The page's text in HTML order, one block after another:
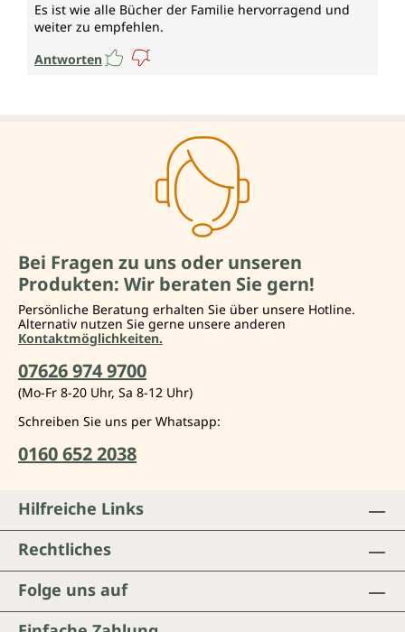
Es ist wie alle Bücher der Familie hervorragend und
weiter zu empfehlen.
Antworten
Bei Fragen zu uns oder unseren
Produkten: Wir beraten Sie gern!
Persönliche Beratung erhalten Sie über unsere Hotline.
Alternativ nutzen Sie gerne unsere anderen
Kontaktmöglichkeiten.
07626 974 9700
(Mo-Fr 8-20 Uhr, Sa 8-12 Uhr)
Schreiben Sie uns per Whatsapp:
0160 652 2038
Folge uns auf
Hilfreiche Links
Rechtliches